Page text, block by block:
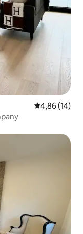
Évaluation
4,86 (14)